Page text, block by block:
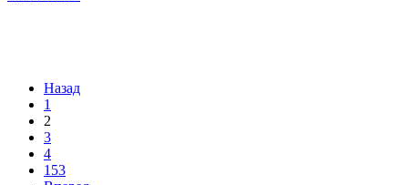
Назад
1
2
3
4
153